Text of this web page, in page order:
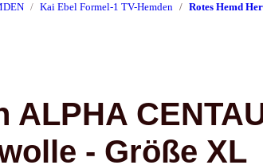
Kai Ebel Formel-1 TV-Hemden Rotes Hemd
ALPHA
- Größe XL